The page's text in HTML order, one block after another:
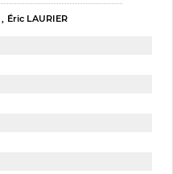
Éric LAURIER